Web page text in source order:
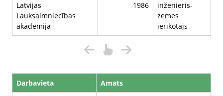
Latvijas
Lauksaimniecības
akadēmija
1986
inženieris-
zemes
ierīkotājs
Darbavieta
Amats